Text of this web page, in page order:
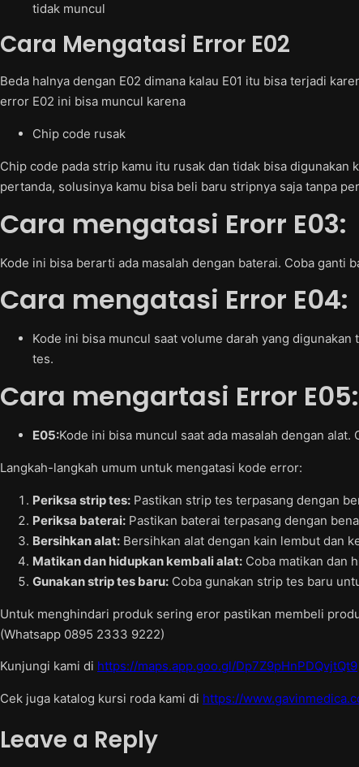
tidak muncul
Cara Mengatasi Error E02
Beda halnya dengan E02 dimana kalau E01 itu bisa terjadi
error E02 ini bisa muncul karena
Chip code rusak
Chip code pada strip kamu itu rusak dan tidak bisa digunakan
pertanda, solusinya kamu bisa beli baru stripnya saja tanpa
Cara mengatasi Erorr E03:
Kode ini bisa berarti ada masalah dengan baterai. Coba ganti
Cara mengatasi Error E04:
Kode ini bisa muncul saat volume darah yang
tes.
Cara mengartasi Error E05:
E05:Kode ini bisa muncul saat ada masalah dengan
Langkah-langkah umum untuk mengatasi kode error:
Periksa strip tes: Pastikan strip tes terpasang dengan
Periksa baterai: Pastikan baterai terpasang dengan
Bersihkan alat: Bersihkan alat dengan kain lembut dan
Matikan dan hidupkan kembali alat: Coba matikan dan
Gunakan strip tes baru: Coba gunakan strip tes baru
Untuk menghindari produk sering eror pastikan membeli
(Whatsapp 0895 2333 9222)
Kunjungi kami di https://maps.app.goo.gl/Dp7Z9pHnPDQvjtQt9
Cek juga katalog kursi roda kami di https://
Leave a Reply